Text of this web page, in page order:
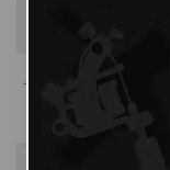
کارتریج Cheyenne قطر 8 مدل Shader
260,000